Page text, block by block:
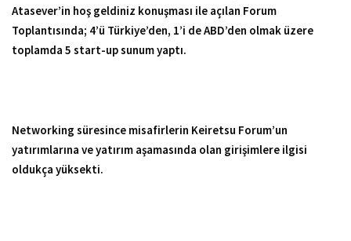
Atasever’in hoş geldiniz konuşması ile açılan Forum
Toplantısında; 4’ü Türkiye’den, 1’i de ABD’den olmak üzere
toplamda 5 start-up sunum yaptı.
Networking süresince misafirlerin Keiretsu Forum’un
yatırımlarına ve yatırım aşamasında olan girişimlere ilgisi
oldukça yüksekti.